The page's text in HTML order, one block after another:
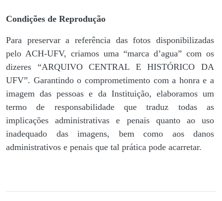
Condições de Reprodução
Para preservar a referência das fotos disponibilizadas
pelo ACH-UFV, criamos uma “marca d’agua” com os
dizeres “ARQUIVO CENTRAL E HISTÓRICO DA
UFV”. Garantindo o comprometimento com a honra e a
imagem das pessoas e da Instituição, elaboramos um
termo de responsabilidade que traduz todas as
implicações administrativas e penais quanto ao uso
inadequado das imagens, bem como aos danos
administrativos e penais que tal prática pode acarretar.